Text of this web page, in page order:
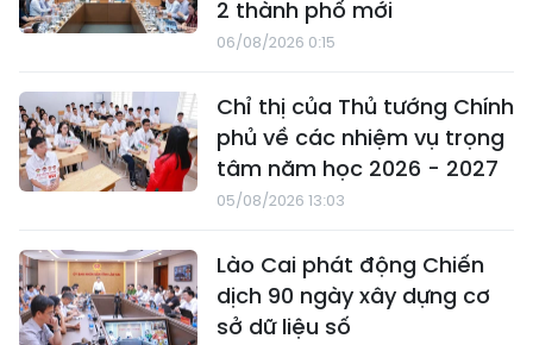
2 thành phố mới
06/08/2026 0:15
Chỉ thị của Thủ tướng Chính
phủ về các nhiệm vụ trọng
tâm năm học 2026 - 2027
05/08/2026 13:03
Lào Cai phát động Chiến
dịch 90 ngày xây dựng cơ
sở dữ liệu số